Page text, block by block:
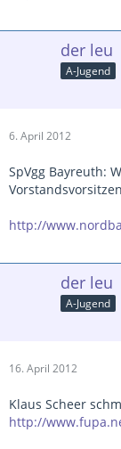
der leu
A-Jugend
6. April 2012
SpVgg Bayreuth:
http://
der leu
A-Jugend
16. April 2012
Klaus Scheer
http://